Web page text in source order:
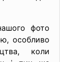
фото
особливо
коли